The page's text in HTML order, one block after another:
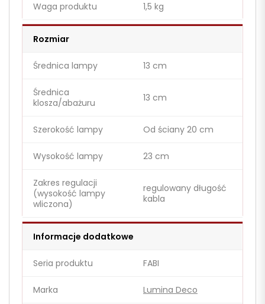
Waga produktu 1,5 kg
Rozmiar
Średnica lampy 13 cm
Średnica
klosza/abażuru
13 cm
Szerokość lampy Od ściany 20 cm
Wysokość lampy 23 cm
Zakres regulacji
(wysokość lampy
wliczona)
regulowany długość
kabla
Informacje dodatkowe
Seria produktu FABI
Marka Lumina Deco